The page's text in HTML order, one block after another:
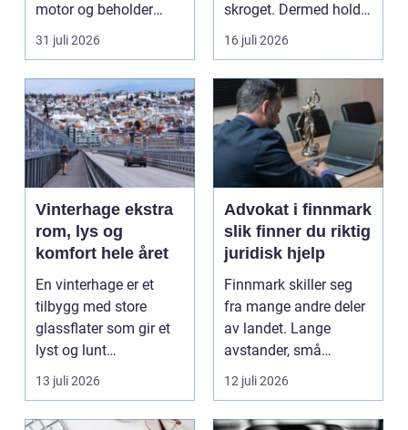
motor og beholder
står...
31 juli 2026
skroget. Dermed holder
båten bedre far...
16 juli 2026
Vinterhage ekstra
rom, lys og
komfort hele året
En vinterhage er et
tilbygg med store
glassflater som gir et
lyst og lunt
oppholdsrom nær
hagen, ogs...
13 juli 2026
Advokat i finnmark
slik finner du riktig
juridisk hjelp
Finnmark skiller seg
fra mange andre deler
av landet. Lange
avstander, små
lokalsamfunn, sterk
tilkn...
12 juli 2026